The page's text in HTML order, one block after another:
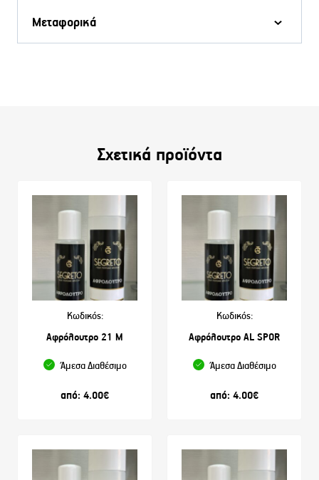
Μεταφορικά
Σχετικά προϊόντα
Κωδικός:
Αφρόλουτρο 21 M
Άμεσα Διαθέσιμο
από: 4.00€
Κωδικός:
Αφρόλουτρο AL SPOR
Άμεσα Διαθέσιμο
από: 4.00€